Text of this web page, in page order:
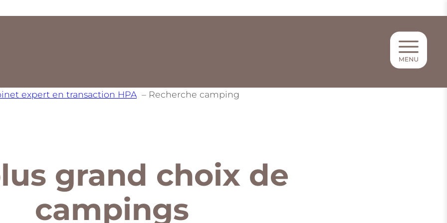
expert en transaction HPA Recherche camping
grand choix de
campings